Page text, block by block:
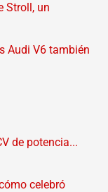
Stroll, un
Audi V6 también
de potencia...
celebró